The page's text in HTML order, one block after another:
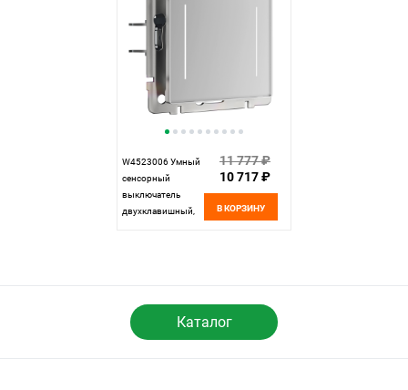
W4523006 Умный
сенсорный
выключатель
двухклавишный,
11 777 ₽
10 717 ₽
В КОРЗИНУ
Каталог